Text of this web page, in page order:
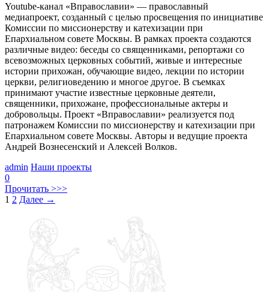
Youtube-канал «Вправославии» — православный
медиапроект, созданный с целью просвещения по инициативе
Комиссии по миссионерству и катехизации при
Епархиальном совете Москвы. В рамках проекта создаются
различные видео: беседы со священниками, репортажи со
всевозможных церковных событий, живые и интересные
истории прихожан, обучающие видео, лекции по истории
церкви, религиоведению и многое другое. В съемках
принимают участие известные церковные деятели,
священники, прихожане, профессиональные актеры и
добровольцы. Проект «Вправославии» реализуется под
патронажем Комиссии по миссионерству и катехизации при
Епархиальном совете Москвы. Авторы и ведущие проекта
Андрей Вознесенский и Алексей Волков.
admin Наши проекты
0
Прочитать >>>
1 2 Далее →